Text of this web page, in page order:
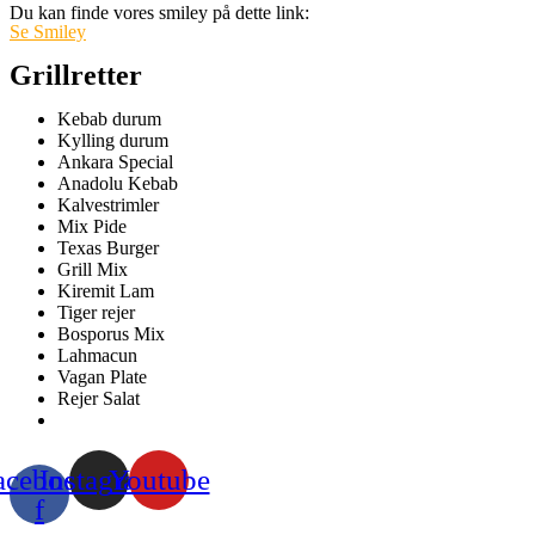
Du kan finde vores smiley på dette link:
Se Smiley
Grillretter
Kebab durum
Kylling durum
Ankara Special
Anadolu Kebab
Kalvestrimler
Mix Pide
Texas Burger
Grill Mix
Kiremit Lam
Tiger rejer
Bosporus Mix
Lahmacun
Vagan Plate
Rejer Salat
f
InstagramYoutube